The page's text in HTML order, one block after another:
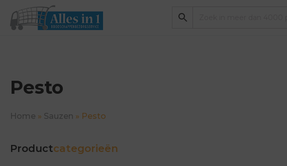
Pesto
Home » Sauzen » Pesto
Productcategorieën